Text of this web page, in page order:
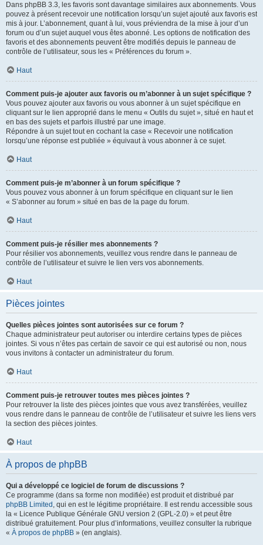
Dans phpBB 3.3, les favoris sont davantage similaires aux abonnements. Vous
pouvez à présent recevoir une notification lorsqu’un sujet ajouté aux favoris est
mis à jour. L’abonnement, quant à lui, vous préviendra de la mise à jour d’un
forum ou d’un sujet auquel vous êtes abonné. Les options de notification des
favoris et des abonnements peuvent être modifiés depuis le panneau de
contrôle de l’utilisateur, sous les « Préférences du forum ».
Haut
Comment puis-je ajouter aux favoris ou m’abonner à un sujet spécifique ?
Vous pouvez ajouter aux favoris ou vous abonner à un sujet spécifique en
cliquant sur le lien approprié dans le menu « Outils du sujet », situé en haut et
en bas des sujets et parfois illustré par une image.
Répondre à un sujet tout en cochant la case « Recevoir une notification
lorsqu’une réponse est publiée » équivaut à vous abonner à ce sujet.
Haut
Comment puis-je m’abonner à un forum spécifique ?
Vous pouvez vous abonner à un forum spécifique en cliquant sur le lien
« S’abonner au forum » situé en bas de la page du forum.
Haut
Comment puis-je résilier mes abonnements ?
Pour résilier vos abonnements, veuillez vous rendre dans le panneau de
contrôle de l’utilisateur et suivre le lien vers vos abonnements.
Haut
Pièces jointes
Quelles pièces jointes sont autorisées sur ce forum ?
Chaque administrateur peut autoriser ou interdire certains types de pièces
jointes. Si vous n’êtes pas certain de savoir ce qui est autorisé ou non, nous
vous invitons à contacter un administrateur du forum.
Haut
Comment puis-je retrouver toutes mes pièces jointes ?
Pour retrouver la liste des pièces jointes que vous avez transférées, veuillez
vous rendre dans le panneau de contrôle de l’utilisateur et suivre les liens vers
la section des pièces jointes.
Haut
À propos de phpBB
Qui a développé ce logiciel de forum de discussions ?
Ce programme (dans sa forme non modifiée) est produit et distribué par
phpBB Limited , qui en est le légitime propriétaire. Il est rendu accessible sous
la « Licence Publique Générale GNU version 2 (GPL-2.0) » et peut être
distribué gratuitement. Pour plus d’informations, veuillez consulter la rubrique
« À propos de phpBB » (en anglais).